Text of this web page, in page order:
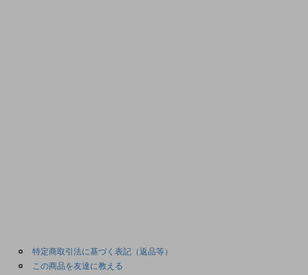
特定商取引法に基づく表記（返品等）
この商品を友達に教える